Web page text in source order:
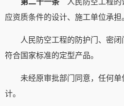
应资质条件的设计、施工单位承担
人民防空工程的防护门、密
符合国家标准的定型产品。
未经原审批部门同意，任何
计。